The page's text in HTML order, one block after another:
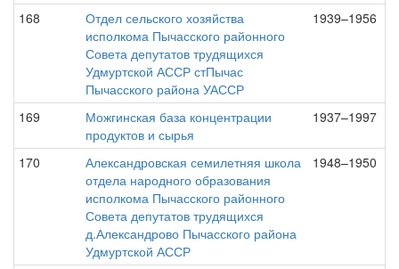
168
Отдел сельского хозяйства
исполкома Пычасского районного
Совета депутатов трудящихся
Удмуртской АССР стПычас
Пычасского района УАССР
1939–1956
169
Можгинская база концентрации
продуктов и сырья
1937–1997
170
Александровская семилетняя школа
отдела народного образования
исполкома Пычасского районного
Совета депутатов трудящихся
д.Александрово Пычасского района
Удмуртской АССР
1948–1950